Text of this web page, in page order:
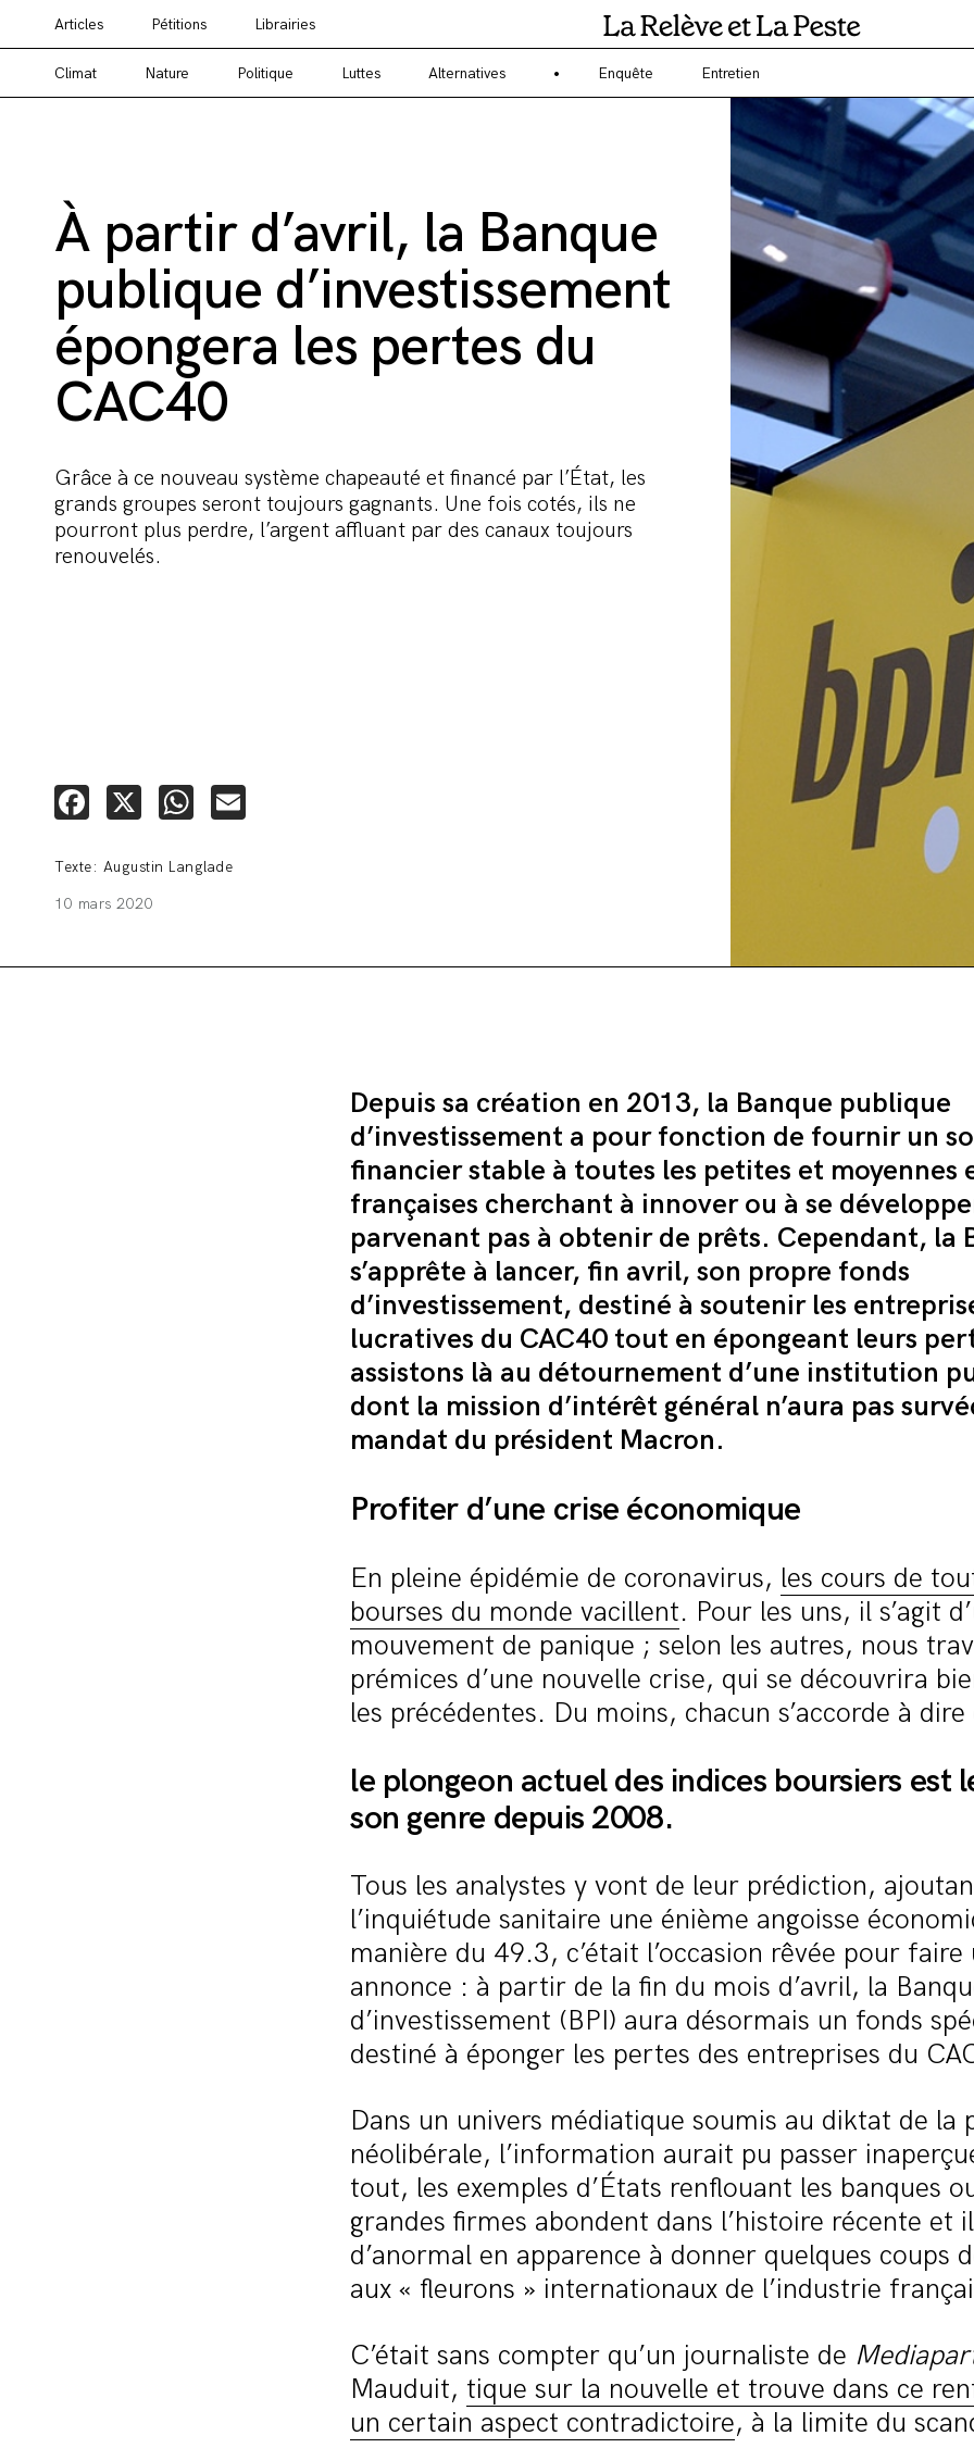
Vous cherchez un média alternatif ? Un média engagé sur l'écologie et l'environnement ? La Relève et la Peste est un
Articles Pétitions Librairies
Climat Nature Politique Luttes Alternatives Enquête Entretien
À partir d’avril, la Banque
publique d’investissement
épongera les pertes du
CAC40
Grâce à ce nouveau système chapeauté et financé par l’État, les
grands groupes seront toujours gagnants. Une fois cotés, ils ne
pourront plus perdre, l’argent affluant par des canaux toujours
renouvelés.
Facebook
X WhatsApp
Texte: Augustin Langlade
10 mars 2020
Depuis sa création en 2013, la Banque publique
d’investissement a pour fonction de fournir un
financier stable à toutes les petites et moyennes
françaises cherchant à innover ou à se
parvenant pas à obtenir de prêts. Cependant, la
s’apprête à lancer, fin avril, son propre fonds
d’investissement, destiné à soutenir les
lucratives du CAC40 tout en épongeant leurs
assistons là au détournement d’une institution
dont la mission d’intérêt général n’aura pas
mandat du président Macron.
Profiter d’une crise économique
En pleine épidémie de coronavirus, les cours de
bourses du monde vacillent. Pour les uns, il s’agit
mouvement de panique ; selon les autres, nous
prémices d’une nouvelle crise, qui se découvrira
les précédentes. Du moins, chacun s’accorde à dire
le plongeon actuel des indices boursiers est
son genre depuis 2008.
Tous les analystes y vont de leur prédiction,
l’inquiétude sanitaire une énième angoisse
manière du 49.3, c’était l’occasion rêvée pour faire
annonce : à partir de la fin du mois d’avril, la
d’investissement (BPI) aura désormais un fonds
destiné à éponger les pertes des entreprises du
Dans un univers médiatique soumis au diktat de la
néolibérale, l’information aurait pu passer
tout, les exemples d’États renflouant les banques
grandes firmes abondent dans l’histoire récente et
d’anormal en apparence à donner quelques coups
aux « fleurons » internationaux de l’industrie
C’était sans compter qu’un journaliste de
Mauduit, tique sur la nouvelle et trouve dans ce
un certain aspect contradictoire, à la limite du
🚨 L’heure est grave. Une
justice. Vous savez comment cela s’appelle ?
Une procédure bâillon. Notre tort ? Avoir voulu protéger
habitant inquiet pour sa santé. Et aujourd’hui elle veut nous
Cette procédure bâillon vise à nous affaiblir et, peut-être, à
disparaître. Pour nous sauver, nous lançons aujourd’hui une
campagne de soutien avec un premier objectif de vendre 2 000
un mois.
Continuer de lire l’article
Commander le pack